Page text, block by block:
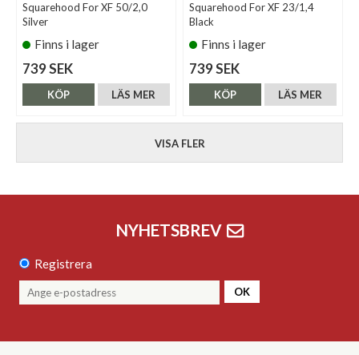
Squarehood For XF 50/2,0
Silver
Finns i lager
739 SEK
LÄS MER
KÖP
Squarehood For XF 23/1,4
Black
Finns i lager
739 SEK
LÄS MER
KÖP
VISA FLER
NYHETSBREV
Registrera
OK